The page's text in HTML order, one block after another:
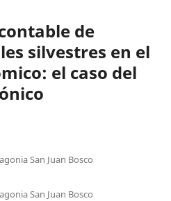
de
silvestres en el
el caso del
San Juan Bosco
San Juan Bosco